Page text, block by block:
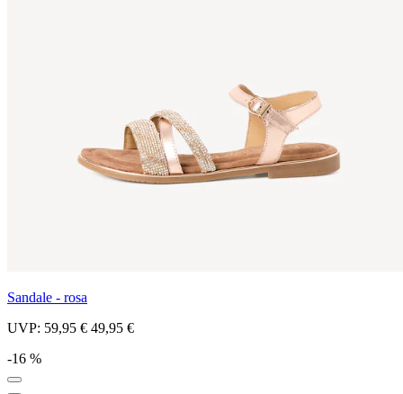
Sandale - rosa
UVP: 59,95 € 49,95 €
-16 %